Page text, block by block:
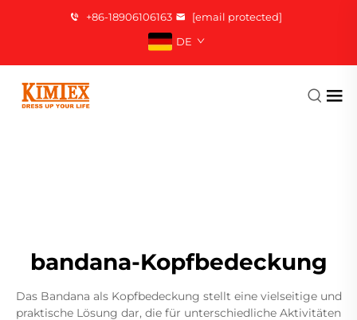
+86-18906106163
[email protected]
DE
bandana-Kopfbedeckung
Das Bandana als Kopfbedeckung stellt eine vielseitige und
praktische Lösung dar, die für unterschiedliche Aktivitäten